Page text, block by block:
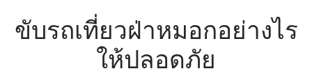
ขับรถเที่ยวฝ่าหมอกอย่างไร
ให้ปลอดภัย